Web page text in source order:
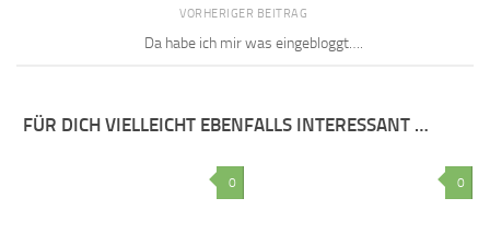
VORHERIGER BEITRAG
Da habe ich mir was eingebloggt….
FÜR DICH VIELLEICHT EBENFALLS INTERESSANT …
0 0